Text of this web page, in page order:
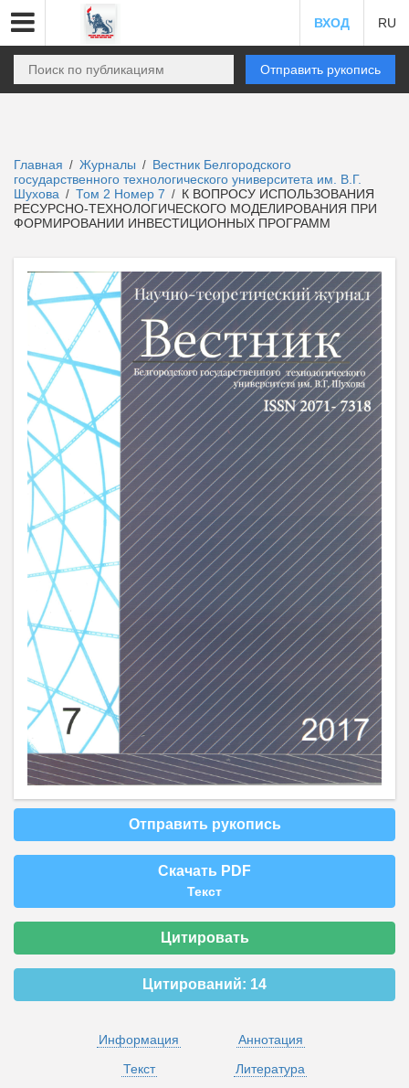
ВХОД RU
Отправить рукопись
Главная / Журналы / Вестник Белгородского
государственного технологического университета им. В.Г.
Шухова / Том 2 Номер 7 / К ВОПРОСУ ИСПОЛЬЗОВАНИЯ
РЕСУРСНО-ТЕХНОЛОГИЧЕСКОГО МОДЕЛИРОВАНИЯ ПРИ
ФОРМИРОВАНИИ ИНВЕСТИЦИОННЫХ ПРОГРАММ
Отправить рукопись
Скачать PDF
Текст
Цитировать
Цитирований: 14
Информация
Аннотация
Текст
Литература